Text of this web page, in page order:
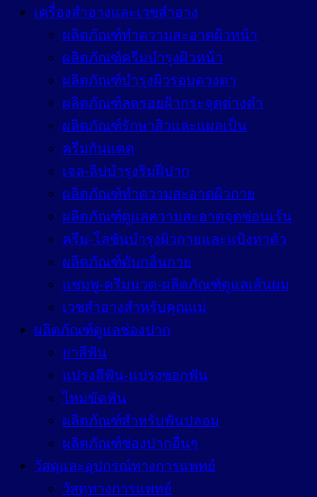
เครื่องสำอางและเวชสำอาง
ผลิตภัณฑ์ทำความสะอาดผิวหน้า
ผลิตภัณฑ์ครีมบำรุงผิวหน้า
ผลิตภัณฑ์บำรุงผิวรอบดวงตา
ผลิตภัณฑ์ลดรอยฝ้ากระจุดด่างดำ
ผลิตภัณฑ์รักษาสิวและแผลเป็น
ครีมกันแดด
เจล-ลิปบำรุงริมฝีปาก
ผลิตภัณฑ์ทำความสะอาดผิวกาย
ผลิตภัณฑ์ดูแลความสะอาดจุดซ่อนเร้น
ครีม-โลชั่นบำรุงผิวกายและแป้งทาตัว
ผลิตภัณฑ์ดับกลิ่นกาย
แชมพู-ครีมนวด-ผลิตภัณฑ์ดูแลเส้นผม
เวชสำอางสำหรับคุณแม่
ผลิตภัณฑ์ดูแลช่องปาก
ยาสีฟัน
แปรงสีฟัน-แปรงซอกฟัน
ไหมขัดฟัน
ผลิตภัณฑ์สำหรับฟันปลอม
ผลิตภัณฑ์ช่องปากอื่นๆ
วัสดุและอุปกรณ์ทางการแพทย์
วัสดุทางการแพทย์